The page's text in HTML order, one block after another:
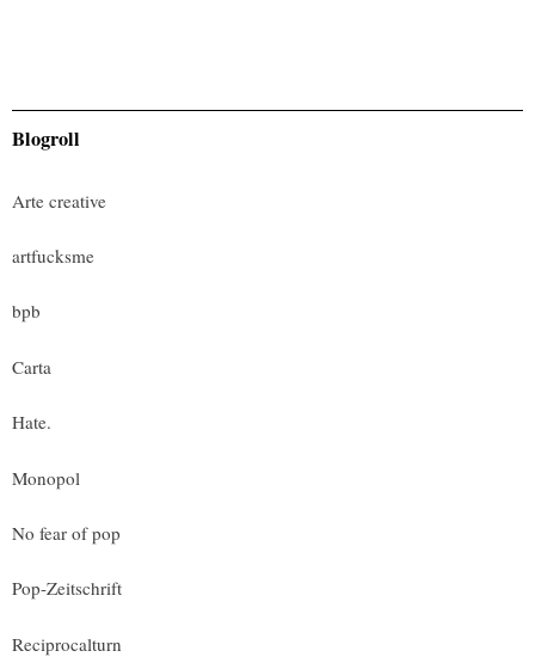
Blogroll
Arte creative
artfucksme
bpb
Carta
Hate.
Monopol
No fear of pop
Pop-Zeitschrift
Reciprocalturn